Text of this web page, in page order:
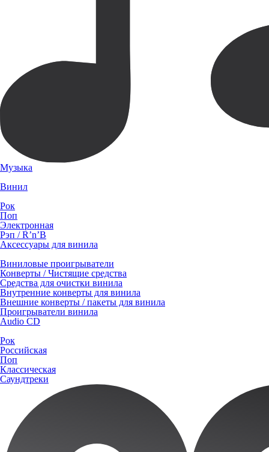
Музыка
Винил
Рок
Поп
Электронная
Рэп / R’n’B
Аксессуары для винила
Виниловые проигрыватели
Конверты / Чистящие средства
Средства для очистки винила
Внутренние конверты для винила
Внешние конверты / пакеты для винила
Проигрыватели винила
Audio CD
Рок
Российская
Поп
Классическая
Саундтреки